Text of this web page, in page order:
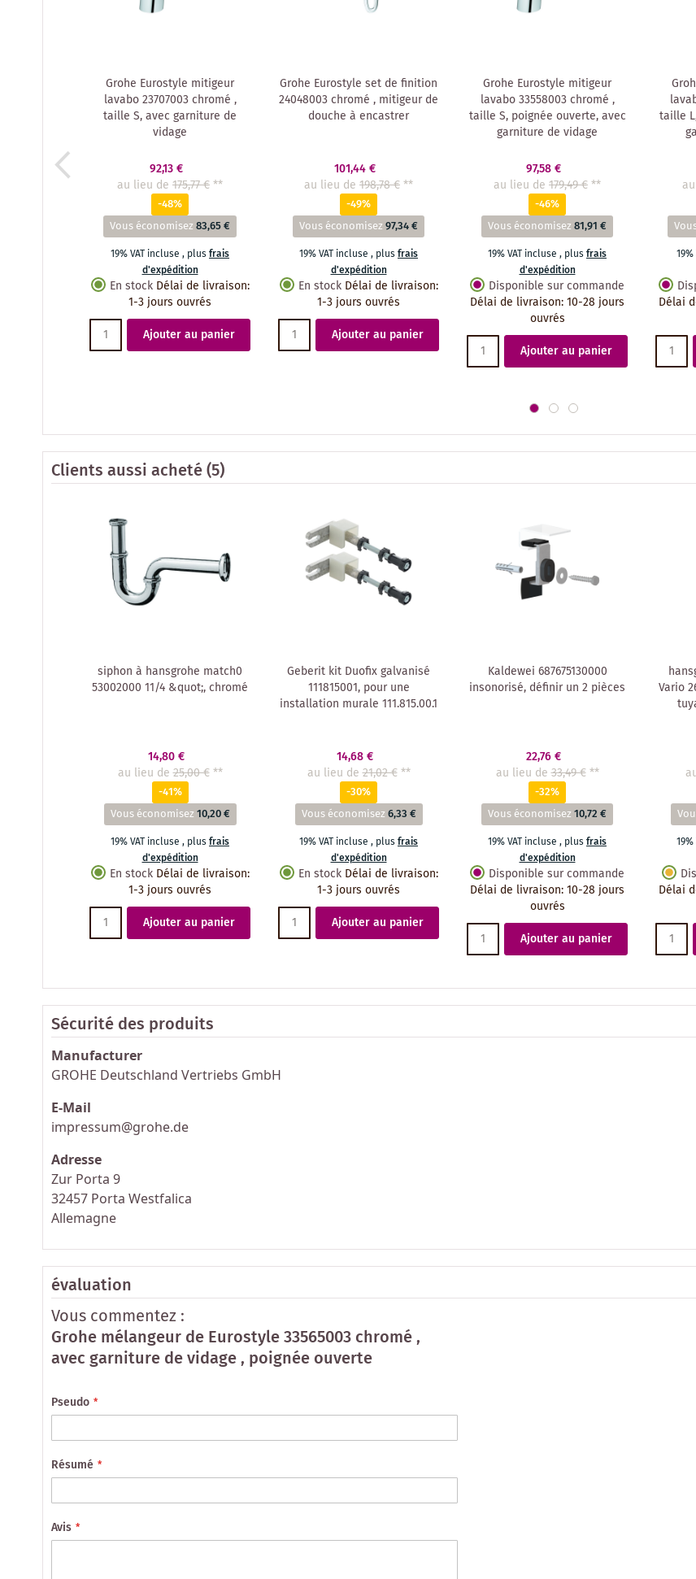
Grohe Eurostyle mitigeur
lavabo 23707003 chromé ,
taille S, avec garniture de
vidage
92,13 €
au lieu de 175,77 €**
-48%
Vous économisez83,65 €
19% VAT incluse , plusfrais
d'expédition
En stock Délai de livraison:
1-3 jours ouvrés
Ajouter au panier
Grohe Eurostyle set de finition
24048003 chromé , mitigeur de
douche à encastrer
101,44 €
au lieu de 198,78 €**
-49%
Vous économisez97,34 €
19% VAT incluse , plusfrais
d'expédition
En stock Délai de livraison:
1-3 jours ouvrés
Ajouter au panier
Grohe Eurostyle mitigeur
lavabo 33558003 chromé ,
taille S, poignée ouverte, avec
garniture de vidage
97,58 €
au lieu de 179,49 €**
-46%
Vous économisez81,91 €
19% VAT incluse , plusfrais
d'expédition
Disponible sur commande
Délai de livraison:10-28 jours
ouvrés
Ajouter au panier
taille
Délai
Clients aussi acheté(5)
siphon à hansgrohe match0
53002000 11/4 &quot;, chromé
14,80 €
au lieu de 25,00 € **
-41%
Vous économisez10,20 €
19% VAT incluse , plusfrais
d'expédition
En stock Délai de livraison:
1-3 jours ouvrés
Ajouter au panier
Geberit kit Duofix galvanisé
111815001, pour une
installation murale 111.815.00.1
14,68 €
au lieu de 21,02 € **
-30%
Vous économisez6,33 €
19% VAT incluse , plusfrais
d'expédition
En stock Délai de livraison:
1-3 jours ouvrés
Ajouter au panier
Kaldewei 687675130000
insonorisé, définir un 2 pièces
22,76 €
au lieu de 33,49 € **
-32%
Vous économisez10,72 €
19% VAT incluse , plusfrais
d'expédition
Disponible sur commande
Délai de livraison:10-28 jours
ouvrés
Ajouter au panier
Vario
Délai
Sécurité des produits
Manufacturer
GROHE Deutschland Vertriebs GmbH
E-Mail
impressum@grohe.de
Adresse
Zur Porta 9
32457 Porta Westfalica
Allemagne
évaluation
Vous commentez :
Grohe mélangeur de Eurostyle 33565003 chromé ,
avec garniture de vidage , poignée ouverte
Pseudo
Résumé
Avis